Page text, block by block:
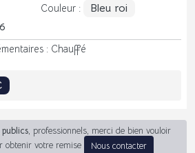
Couleur : Bleu roi
: Chauffé
publics, professionnels, merci de bien vouloir
obtenir votre remise
Nous contacter